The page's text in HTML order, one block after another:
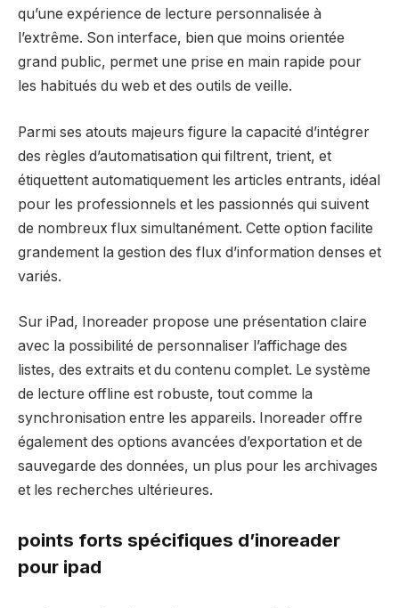
qu’une expérience de lecture personnalisée à
l’extrême. Son interface, bien que moins orientée
grand public, permet une prise en main rapide pour
les habitués du web et des outils de veille.
Parmi ses atouts majeurs figure la capacité d’intégrer
des règles d’automatisation qui filtrent, trient, et
étiquettent automatiquement les articles entrants, idéal
pour les professionnels et les passionnés qui suivent
de nombreux flux simultanément. Cette option facilite
grandement la gestion des flux d’information denses et
variés.
Sur iPad, Inoreader propose une présentation claire
avec la possibilité de personnaliser l’affichage des
listes, des extraits et du contenu complet. Le système
de lecture offline est robuste, tout comme la
synchronisation entre les appareils. Inoreader offre
également des options avancées d’exportation et de
sauvegarde des données, un plus pour les archivages
et les recherches ultérieures.
points forts spécifiques d’inoreader
pour ipad